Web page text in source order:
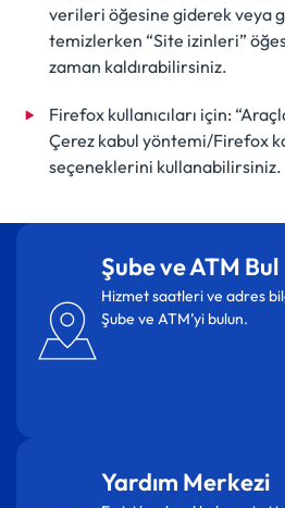
verileri öğesine giderek veya
temizlerken “Site izinleri”
zaman kaldırabilirsiniz.
Firefox kullanıcıları için:
Çerez kabul yöntemi/Firefox
seçeneklerini kullanabilirsiniz.
Şube ve ATM Bul
Hizmet saatleri ve adres
Şube ve ATM’yi bulun.
Yardım Merkezi